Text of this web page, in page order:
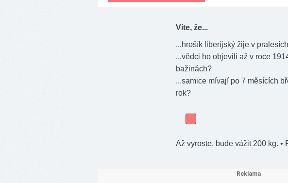
Víte, že...
...hrošík liberijský žije v
...vědci ho objevili až v roce
bažinách?
...samice mívají po 7 měsících
rok?
Až vyroste, bude vážit 200 kg. •